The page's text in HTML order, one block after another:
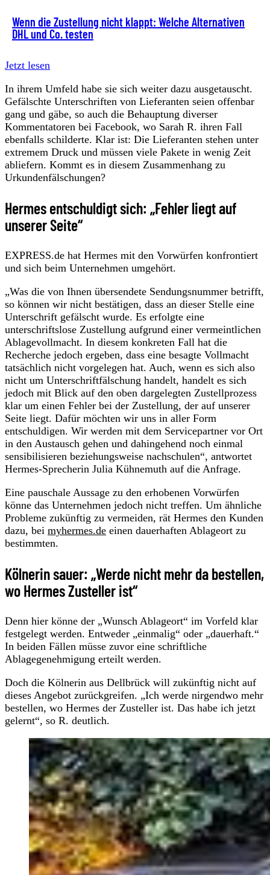
Wenn die Zustellung nicht klappt: Welche Alternativen
DHL und Co. testen
Jetzt lesen
In ihrem Umfeld habe sie sich weiter dazu ausgetauscht.
Gefälschte Unterschriften von Lieferanten seien offenbar
gang und gäbe, so auch die Behauptung diverser
Kommentatoren bei Facebook, wo Sarah R. ihren Fall
ebenfalls schilderte. Klar ist: Die Lieferanten stehen unter
extremem Druck und müssen viele Pakete in wenig Zeit
abliefern. Kommt es in diesem Zusammenhang zu
Urkundenfälschungen?
Hermes entschuldigt sich: „Fehler liegt auf
unserer Seite“
EXPRESS.de hat Hermes mit den Vorwürfen konfrontiert
und sich beim Unternehmen umgehört.
„Was die von Ihnen übersendete Sendungsnummer betrifft,
so können wir nicht bestätigen, dass an dieser Stelle eine
Unterschrift gefälscht wurde. Es erfolgte eine
unterschriftslose Zustellung aufgrund einer vermeintlichen
Ablagevollmacht. In diesem konkreten Fall hat die
Recherche jedoch ergeben, dass eine besagte Vollmacht
tatsächlich nicht vorgelegen hat. Auch, wenn es sich also
nicht um Unterschriftfälschung handelt, handelt es sich
jedoch mit Blick auf den oben dargelegten Zustellprozess
klar um einen Fehler bei der Zustellung, der auf unserer
Seite liegt. Dafür möchten wir uns in aller Form
entschuldigen. Wir werden mit dem Servicepartner vor Ort
in den Austausch gehen und dahingehend noch einmal
sensibilisieren beziehungsweise nachschulen“, antwortet
Hermes-Sprecherin Julia Kühnemuth auf die Anfrage.
Eine pauschale Aussage zu den erhobenen Vorwürfen
könne das Unternehmen jedoch nicht treffen. Um ähnliche
Probleme zukünftig zu vermeiden, rät Hermes den Kunden
dazu, bei myhermes.de einen dauerhaften Ablageort zu
bestimmten.
Kölnerin sauer: „Werde nicht mehr da bestellen,
wo Hermes Zusteller ist“
Denn hier könne der „Wunsch Ablageort“ im Vorfeld klar
festgelegt werden. Entweder „einmalig“ oder „dauerhaft.“
In beiden Fällen müsse zuvor eine schriftliche
Ablagegenehmigung erteilt werden.
Doch die Kölnerin aus Dellbrück will zukünftig nicht auf
dieses Angebot zurückgreifen. „Ich werde nirgendwo mehr
bestellen, wo Hermes der Zusteller ist. Das habe ich jetzt
gelernt“, so R. deutlich.